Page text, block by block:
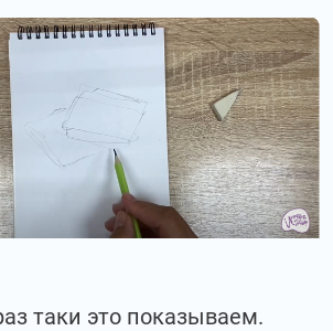
таки это показываем.